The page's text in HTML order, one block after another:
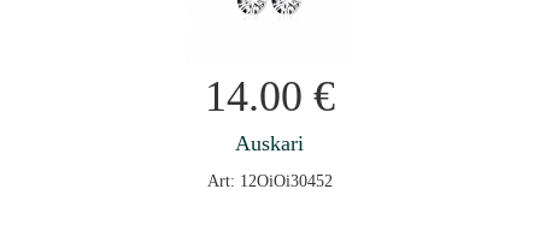
14.00 €
Auskari
Art: 12OiOi30452